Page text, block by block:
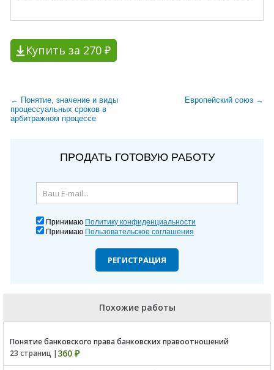
Купить за 270 ₽
← Понятие, значение и виды
процессуальных сроков в
арбитражном процессе
Европейский союз →
ПРОДАТЬ ГОТОВУЮ РАБОТУ
Принимаю Политику конфиденциальности
Принимаю Пользовательское соглашения
РЕГИСТРАЦИЯ
Похожие работы
Понятие банковского права банковских правоотношений
23 страниц | 360 ₽